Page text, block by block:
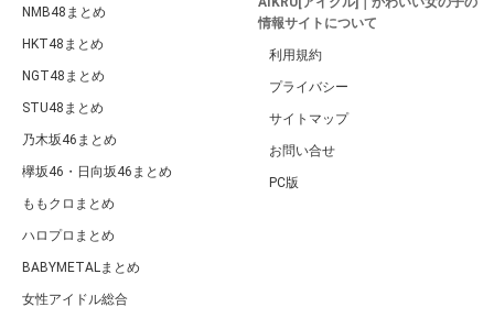
NMB48まとめ
HKT48まとめ
NGT48まとめ
STU48まとめ
乃木坂46まとめ
欅坂46・日向坂46まとめ
ももクロまとめ
ハロプロまとめ
BABYMETALまとめ
女性アイドル総合
情報サイトについて
利用規約
プライバシー
サイトマップ
お問い合せ
PC版